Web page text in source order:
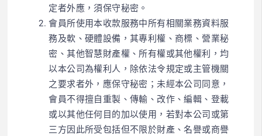
定者外應，須保守秘密。
會員所使用本收款服務中所有相關業務資料服
務及軟、硬體設備，其專利權、商標、營業秘
密、其他智慧財產權、所有權或其他權利，均
以本公司為權利人，除依法令規定或主管機關
之要求者外，應保守秘密；未經本公司同意，
會員不得擅自重製、傳輸、改作、編輯、登載
或以其他任何目的加以使用，若對本公司或第
三方因此所受包括但不限於財產、名譽或商譽